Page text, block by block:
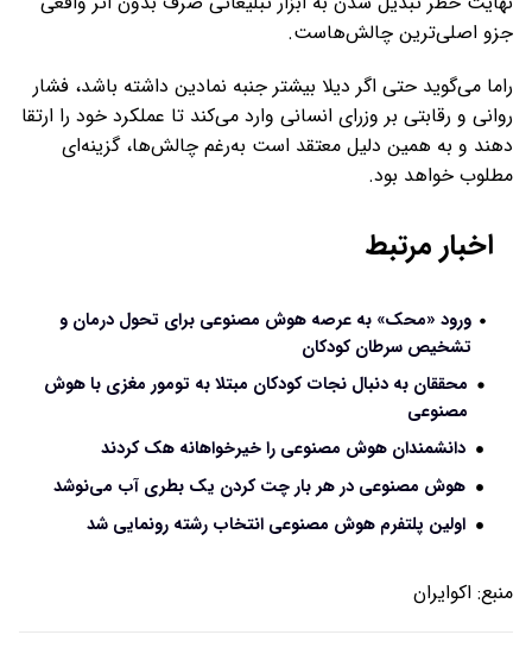
جزو اصلی‌ترین چالش‌هاست.
راما می‌گوید حتی اگر دیلا بیشتر جنبه نمادین داشته باشد، فشار
روانی و رقابتی بر وزرای انسانی وارد می‌کند تا عملکرد خود را ارتقا
دهند و به همین دلیل معتقد است به‌رغم چالش‌ها، گزینه‌ای
مطلوب خواهد بود.
اخبار مرتبط
ورود «محک» به عرصه هوش مصنوعی برای تحول درمان و
تشخیص سرطان کودکان
محققان به دنبال نجات کودکان مبتلا به تومور مغزی با هوش
مصنوعی
دانشمندان هوش مصنوعی را خیرخواهانه هک کردند
هوش مصنوعی در هر بار چت کردن یک بطری آب می‌نوشد
اولین پلتفرم هوش مصنوعی انتخاب رشته رونمایی شد
منبع: اکوایران